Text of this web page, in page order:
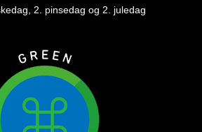
2. pinsedag og 2. juledag